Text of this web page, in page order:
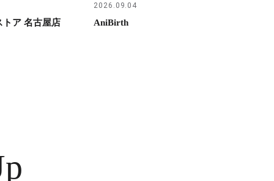
ア 名古屋店
2026.09.04
AniBirth